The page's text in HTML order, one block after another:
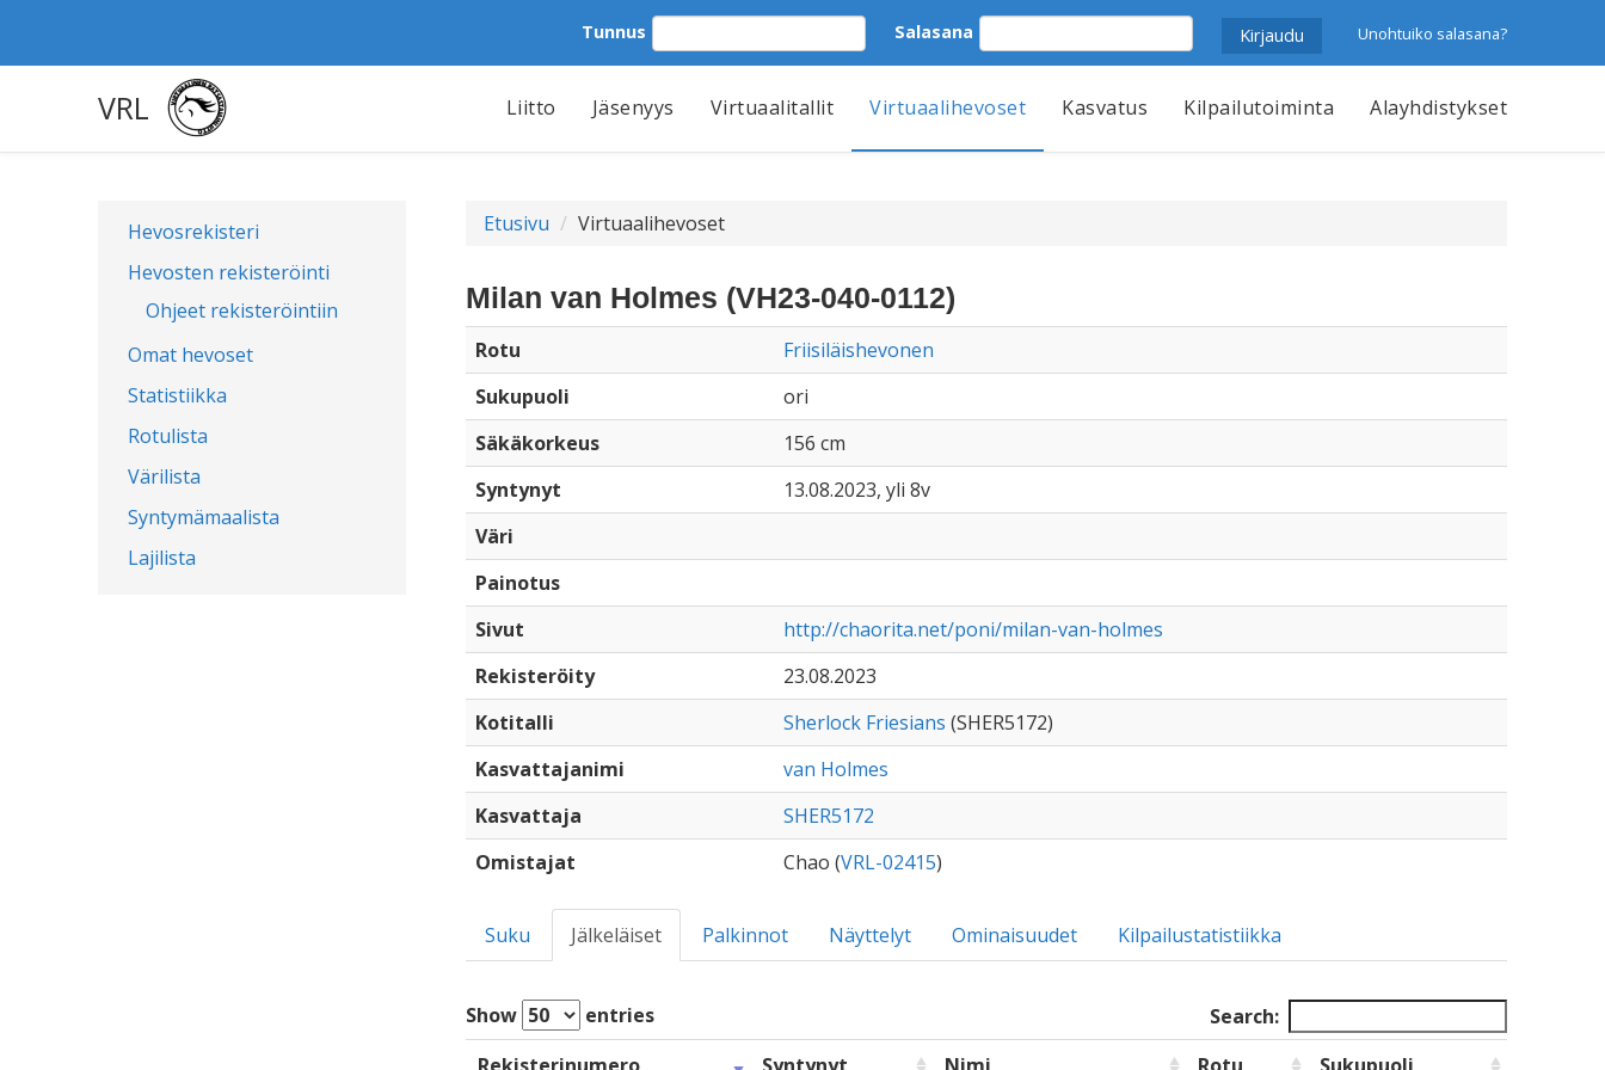
Tunnus Salasana Unohtuiko salasana?
VRL Liitto Jäsenyys Virtuaalitallit Virtuaalihevoset Kasvatus Kilpailutoiminta Alayhdistykset
Hevosrekisteri
Hevosten rekisteröinti
Ohjeet rekisteröintiin
Omat hevoset
Statistiikka
Rotulista
Värilista
Syntymämaalista
Lajilista
Etusivu Virtuaalihevoset
Milan van Holmes (VH23-040-0112)
Rotu
Friisiläishevonen
Sukupuoli
ori
Säkäkorkeus
156 cm
Syntynyt
13.08.2023, yli 8v
Väri
Painotus
Sivut
http://chaorita.net/poni/milan-van-holmes
Rekisteröity
23.08.2023
Kotitalli
Sherlock Friesians (SHER5172)
Kasvattajanimi
van Holmes
Kasvattaja
SHER5172
Omistajat
Chao (VRL-02415)
Suku Jälkeläiset Palkinnot Näyttelyt Ominaisuudet Kilpailustatistiikka
Show entries
Search: